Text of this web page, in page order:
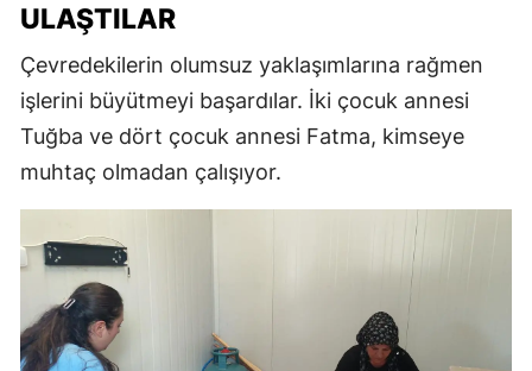
ULAŞTILAR
Çevredekilerin olumsuz yaklaşımlarına rağmen
işlerini büyütmeyi başardılar. İki çocuk annesi
Tuğba ve dört çocuk annesi Fatma, kimseye
muhtaç olmadan çalışıyor.